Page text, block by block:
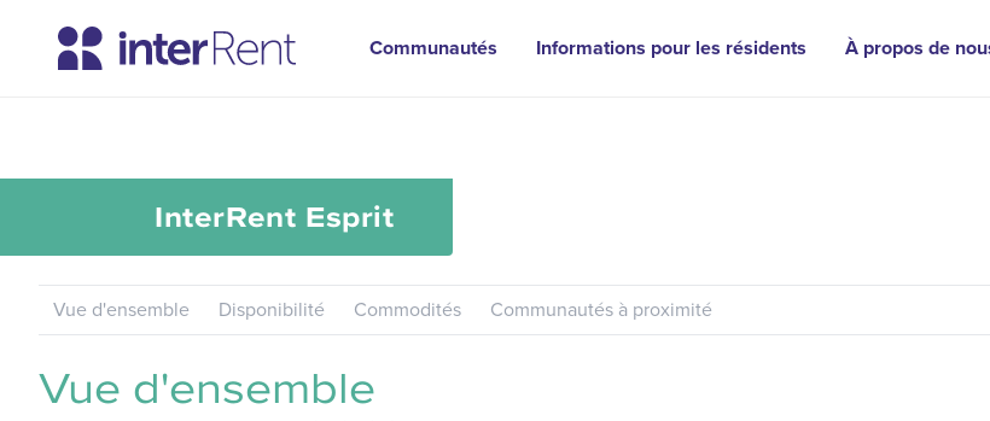
Communautés Informations pour les résidents À propos de
InterRent Esprit
Vue d'ensemble Disponibilité Commodités Communautés à proximité
Vue d'ensemble